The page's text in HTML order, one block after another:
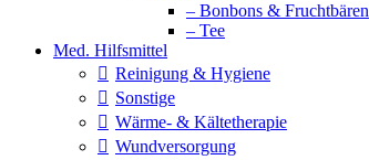
– Bonbons & Fruchtbären
– Tee
Med. Hilfsmittel
Reinigung & Hygiene
Sonstige
Wärme- & Kältetherapie
Wundversorgung